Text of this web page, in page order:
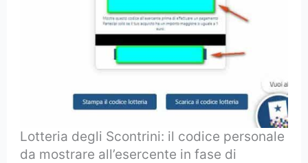
Lotteria degli Scontrini: il codice personale
da mostrare all’esercente in fase di